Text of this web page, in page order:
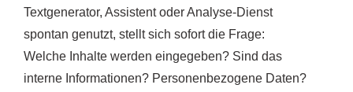
Textgenerator, Assistent oder Analyse-Dienst
spontan genutzt, stellt sich sofort die Frage:
Welche Inhalte werden eingegeben? Sind das
interne Informationen? Personenbezogene Daten?